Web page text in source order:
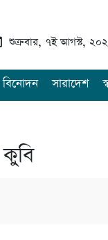
শুক্রবার, ৭ই আগস্ট, ২০২৬
বিনোদন সারাদেশ
কুবি